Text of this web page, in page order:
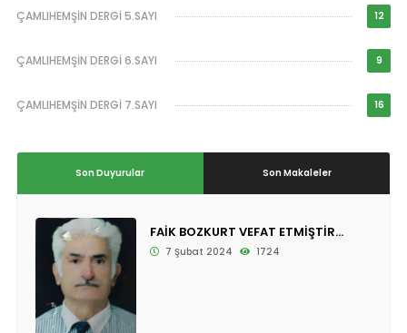
ÇAMLIHEMŞİN DERGİ 5.SAYI 12
ÇAMLIHEMŞİN DERGİ 6.SAYI 9
ÇAMLIHEMŞİN DERGİ 7.SAYI 16
Son Duyurular Son Makaleler
FAİK BOZKURT VEFAT ETMİŞTİR...
7 Şubat 2024 1724